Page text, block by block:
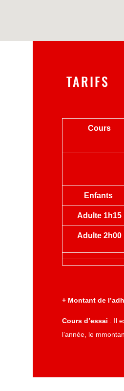
TARIFS
Cours
Enfants
Adulte 1h15
Adulte 2h00
+ Montant de
Cours d’essai : Il
l’année, le